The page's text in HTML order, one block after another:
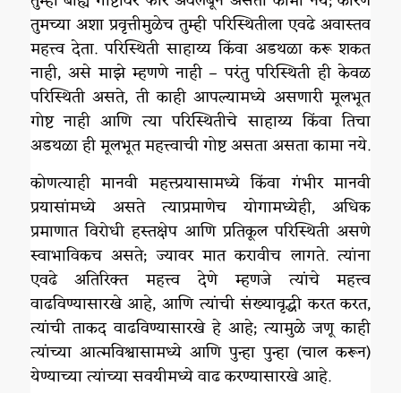
तुमच्या अशा प्रवृत्तीमुळेच तुम्ही परिस्थितीला एवढे अवास्तव
महत्त्व देता. परिस्थिती साहाय्य किंवा अडथळा करू शकत
नाही, असे माझे म्हणणे नाही – परंतु परिस्थिती ही केवळ
परिस्थिती असते, ती काही आपल्यामध्ये असणारी मूलभूत
गोष्ट नाही आणि त्या परिस्थितीचे साहाय्य किंवा तिचा
अडथळा ही मूलभूत महत्त्वाची गोष्ट असता असता कामा नये.
कोणत्याही मानवी महत्त्प्रयासामध्ये किंवा गंभीर मानवी
प्रयासांमध्ये असते त्याप्रमाणेच योगामध्येही, अधिक
प्रमाणात विरोधी हस्तक्षेप आणि प्रतिकूल परिस्थिती असणे
स्वाभाविकच असते; ज्यावर मात करावीच लागते. त्यांना
एवढे अतिरिक्त महत्त्व देणे म्हणजे त्यांचे महत्त्व
वाढविण्यासारखे आहे, आणि त्यांची संख्यावृद्धी करत करत,
त्यांची ताकद वाढविण्यासारखे हे आहे; त्यामुळे जणू काही
त्यांच्या आत्मविश्वासामध्ये आणि पुन्हा पुन्हा (चाल करून)
येण्याच्या त्यांच्या सवयीमध्ये वाढ करण्यासारखे आहे.